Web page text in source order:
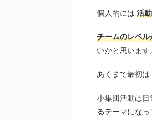
個人的には 活
チームのレベ
いかと思います
あくまで最初は
小集団活動は
るテーマになっ